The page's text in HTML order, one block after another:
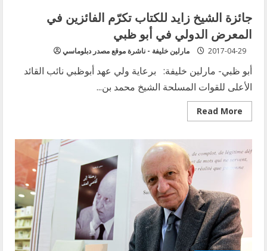
جائزة الشيخ زايد للكتاب تكرّم الفائزين في
المعرض الدولي في أبو ظبي
مارلين خليفة - ناشرة موقع مصدر دبلوماسي 2017-04-29
أبو ظبي- مارلين خليفة: برعاية ولي عهد أبوظبي نائب القائد
الأعلى للقوات المسلحة الشيخ محمد بن...
Read More
Read
more
زايد
للكتاب
تكرّم
الفائزين
في
المعرض
الدولي
في
أبو
ظبي